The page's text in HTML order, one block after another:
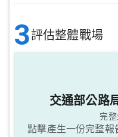
3評估整體戰場
交通部公路
完
點擊產生一份完整報